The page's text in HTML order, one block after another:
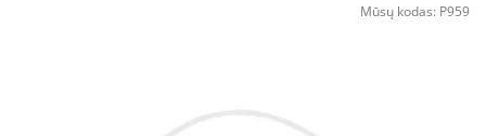
Mūsų kodas: P959